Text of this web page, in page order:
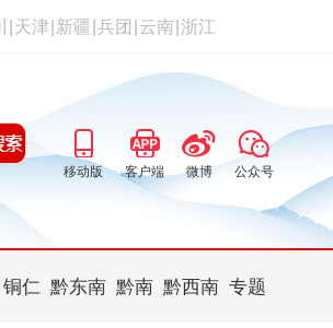
天津 新疆 兵团 云南 浙江
移动版 客户端 微博 公众号
铜仁 黔东南 黔南 黔西南 专题